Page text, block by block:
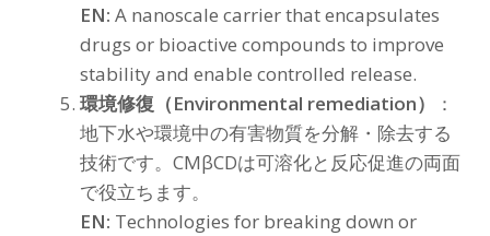
EN: A nanoscale carrier that encapsulates
drugs or bioactive compounds to improve
stability and enable controlled release.
環境修復（Environmental remediation）
：
地下水や環境中の有害物質を分解・除去する
技術です。CMβCDは可溶化と反応促進の両面
で役立ちます。
EN: Technologies for breaking down or